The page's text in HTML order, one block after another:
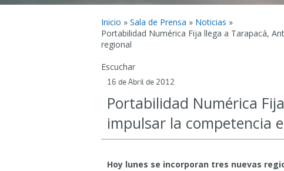
Inicio » Sala de Prensa » Noticias »
Portabilidad Numérica Fija llega a Tarapacá,
regional
Escuchar
16 de Abril de 2012
Portabilidad Numérica
impulsar la competencia
Hoy lunes se incorporan tres nuevas